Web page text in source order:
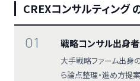
CREXコンサルティング
01 戦略コンサル出身
大手戦略ファーム出身
ら論点整理・進め方提